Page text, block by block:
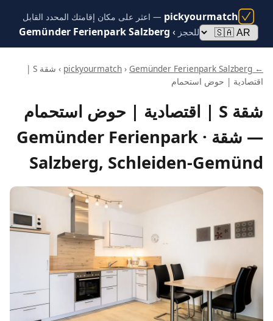
pickyourmatch — اعثر على مكان إقامتك المحدد القابل
للحجز ›
Gemünder Ferienpark Salzberg
← pickyourmatch
› Gemünder Ferienpark Salzberg
› شقة S |
اقتصادية | حوض استحمام
شقة S | اقتصادية | حوض استحمام
— شقة · Gemünder Ferienpark
Salzberg, Schleiden-Gemünd